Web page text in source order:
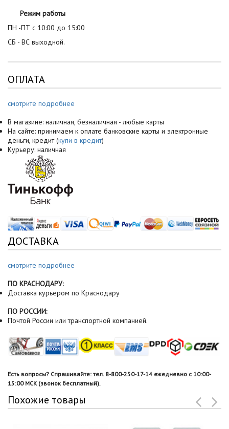
Режим работы
ПН -ПТ с 10:00 до 15:00
СБ - ВС выходной.
ОПЛАТА
смотрите подробнее
В магазине: наличная, безналичная - любые карты
На сайте: принимаем к оплате банковские карты и электронные
деньги, кредит (купи в кредит)
Курьеру: наличная
ДОСТАВКА
смотрите подробнее
ПО КРАСНОДАРУ:
Доставка курьером по Краснодару
ПО РОССИИ:
Почтой России или транспортной компанией.
Есть вопросы? Спрашивайте: тел. 8-800-250-17-14 ежедневно с 10:00-
15:00 МСК (звонок бесплатный).
Похожие товары